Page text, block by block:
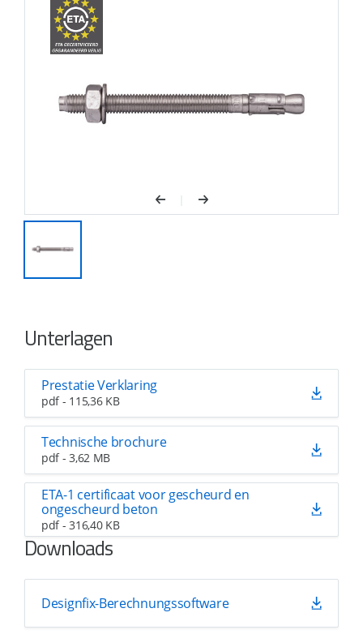
Unterlagen
Prestatie Verklaring
pdf - 115,36 KB
Technische brochure
pdf - 3,62 MB
ETA-1 certificaat voor gescheurd en
ongescheurd beton
pdf - 316,40 KB
Downloads
Designfix-Berechnungssoftware